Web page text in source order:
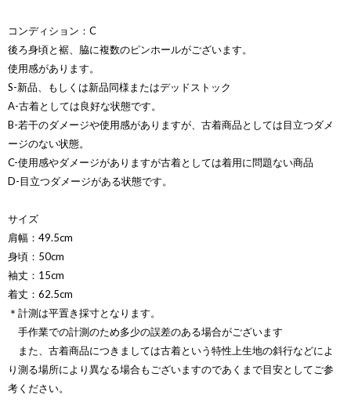
コンディション：C
後ろ身頃と裾、脇に複数のピンホールがございます。
使用感があります。
S-新品、もしくは新品同様またはデッドストック
A-古着としては良好な状態です。
B-若干のダメージや使用感がありますが、古着商品としては目立つダメ
ージのない状態。
C-使用感やダメージがありますが古着としては着用に問題ない商品
D-目立つダメージがある状態です。
サイズ
肩幅：49.5cm
身頃：50cm
袖丈：15cm
着丈：62.5cm
＊計測は平置き採寸となります。
手作業での計測のため多少の誤差のある場合がございます
また、古着商品につきましては古着という特性上生地の斜行などによ
り測る場所により異なる場合もございますのであくまで目安としてご参
考ください。